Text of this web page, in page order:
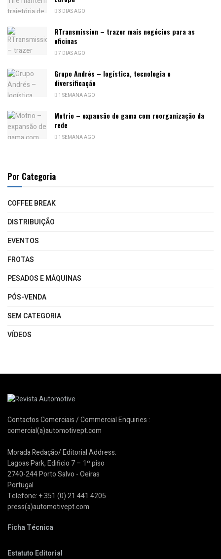
3 DIAS AGO
RTransmission – trazer mais negócios para as
oficinas
7 DIAS AGO
Grupo Andrés – logística, tecnologia e
diversificação
1 SEMANA AGO
Motrio – expansão de gama com reorganização da
rede
1 SEMANA AGO
Por Categoria
COFFEE BREAK
DISTRIBUIÇÃO
EVENTOS
FROTAS
PESADOS E MÁQUINAS
PÓS-VENDA
SEM CATEGORIA
VÍDEOS
Contactos Comerciais / Commercial Enquiries :
comercial(a)automotivept.com
Morada Redação/ Editorial Address:
Lagoas Park, Edificio 7 – 1º piso
2740-244 Porto Salvo - Oeiras
Portugal
Telefone: + 351 (0) 21 441 4205
press(a)automotivept.com
Ficha Técnica
Estatuto Editorial